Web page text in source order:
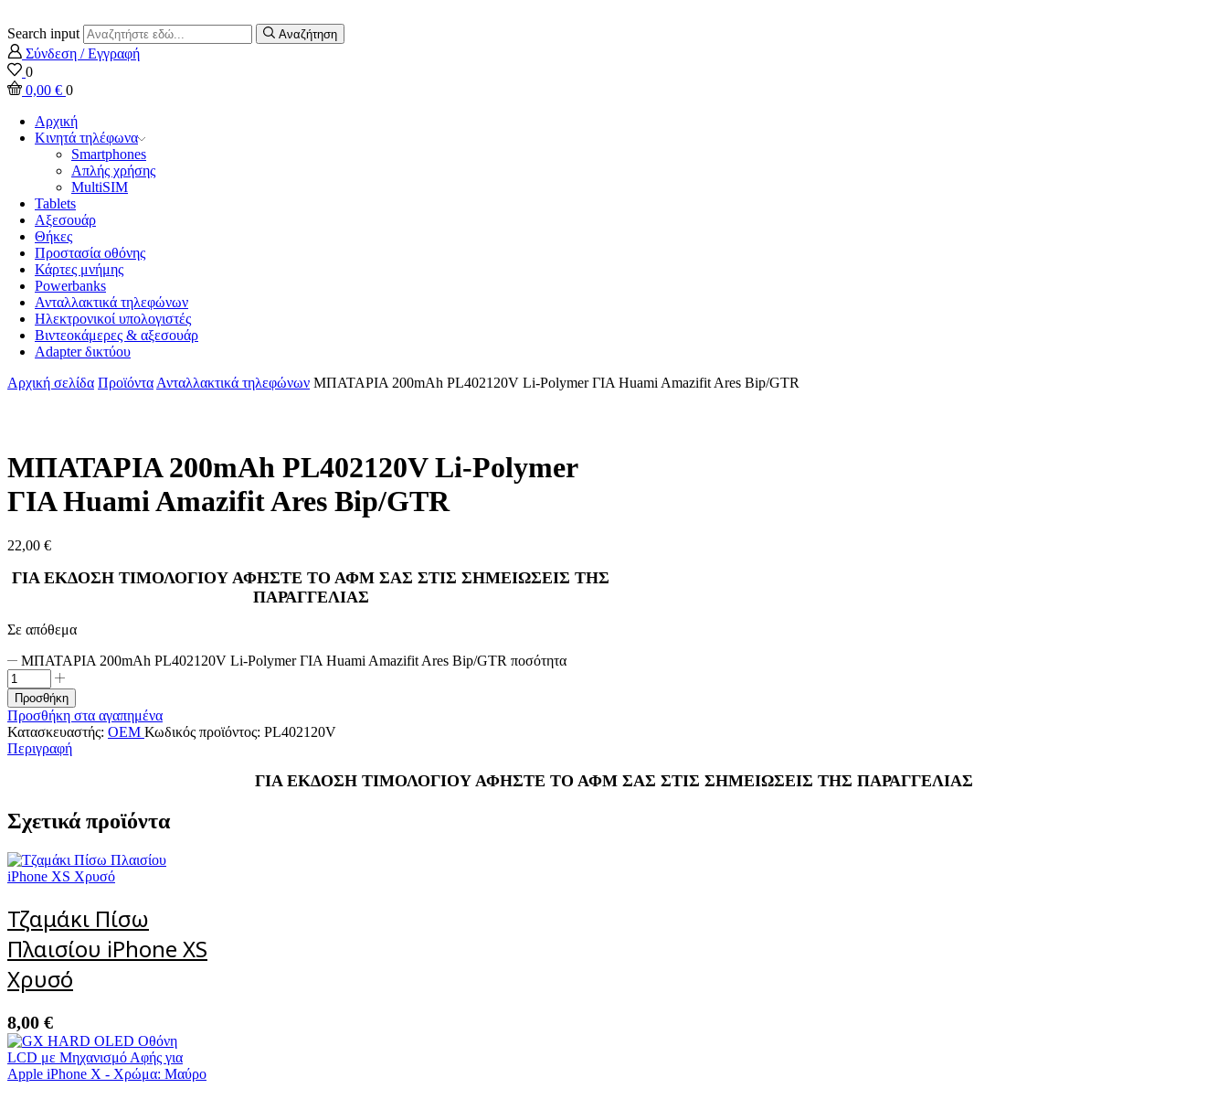
Search input Αναζήτηση
Σύνδεση / Εγγραφή
0
0,00 € 0
Αρχική
Κινητά τηλέφωνα
Smartphones
Απλής χρήσης
MultiSIM
Tablets
Αξεσουάρ
Θήκες
Προστασία οθόνης
Κάρτες μνήμης
Powerbanks
Ανταλλακτικά τηλεφώνων
Ηλεκτρονικοί υπολογιστές
Βιντεοκάμερες & αξεσουάρ
Adapter δικτύου
Αρχική σελίδα Προϊόντα Ανταλλακτικά τηλεφώνων ΜΠΑΤΑΡΙΑ 200mAh PL402120V Li-Polymer ΓΙΑ Huami Amazifit Ares Bip/GTR
ΜΠΑΤΑΡΙΑ 200mAh PL402120V Li-Polymer
ΓΙΑ Huami Amazifit Ares Bip/GTR
22,00 €
ΓΙΑ ΕΚΔΟΣΗ ΤΙΜΟΛΟΓΙΟΥ ΑΦΗΣΤΕ ΤΟ ΑΦΜ ΣΑΣ ΣΤΙΣ ΣΗΜΕΙΩΣΕΙΣ ΤΗΣ
ΠΑΡΑΓΓΕΛΙΑΣ
Σε απόθεμα
ΜΠΑΤΑΡΙΑ 200mAh PL402120V Li-Polymer ΓΙΑ Huami Amazifit Ares Bip/GTR ποσότητα
Προσθήκη
Προσθήκη στα αγαπημένα
Κατασκευαστής: OEM Κωδικός προϊόντος: PL402120V
Περιγραφή
ΓΙΑ ΕΚΔΟΣΗ ΤΙΜΟΛΟΓΙΟΥ ΑΦΗΣΤΕ ΤΟ ΑΦΜ ΣΑΣ ΣΤΙΣ ΣΗΜΕΙΩΣΕΙΣ ΤΗΣ ΠΑΡΑΓΓΕΛΙΑΣ
Σχετικά προϊόντα
Τζαμάκι Πίσω
Πλαισίου iPhone XS
Χρυσό
8,00 €